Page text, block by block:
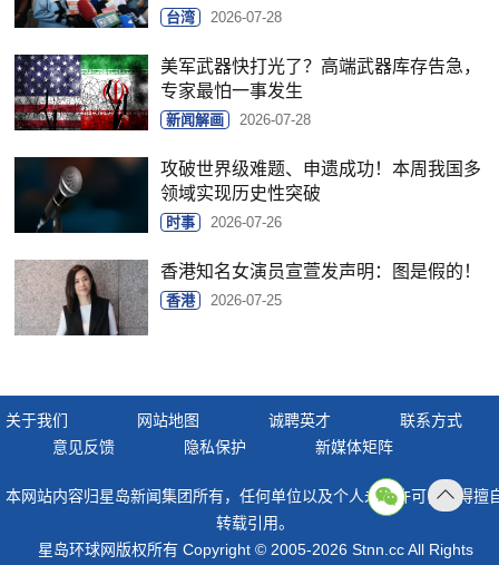
台湾 2026-07-28
美军武器快打光了？高端武器库存告急，
专家最怕一事发生
新闻解画 2026-07-28
攻破世界级难题、申遗成功！本周我国多
领域实现历史性突破
时事 2026-07-26
香港知名女演员宣萱发声明：图是假的！
香港 2026-07-25
关于我们 网站地图 诚聘英才
联系方式
意见反馈
隐私保护 新媒体矩阵
本网站内容归星岛新闻集团所有，任何单位以及个人未经许可，不得擅
转载引用。
星岛环球网版权所有 Copyright © 2005-2026 Stnn.cc All Rights
顶部